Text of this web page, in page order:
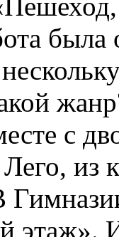
с
из
этаж».